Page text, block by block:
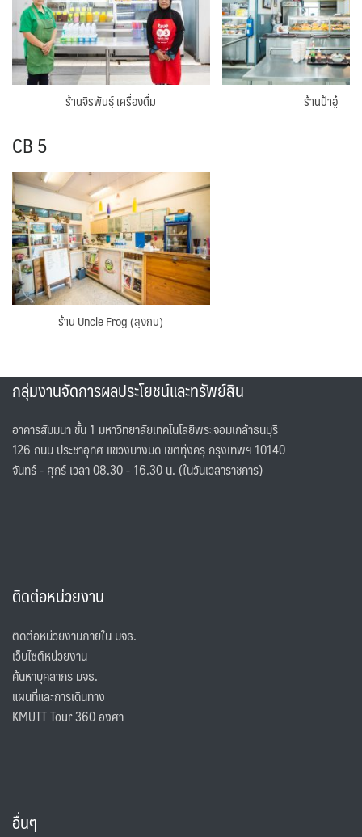
ร้านจิรพันธุ์ เครื่องดื่ม ร้านป้าอู๋
CB 5
ร้าน Uncle Frog (ลุงกบ)
กลุ่มงานจัดการผลประโยชน์และทรัพย์สิน
อาคารสัมมนา ชั้น 1 มหาวิทยาลัยเทคโนโลยีพระจอมเกล้าธนบุรี
126 ถนน ประชาอุทิศ แขวงบางมด เขตทุ่งครุ กรุงเทพฯ 10140
จันทร์ - ศุกร์ เวลา 08.30 - 16.30 น. (ในวันเวลาราชการ)
ติดต่อหน่วยงาน
ติดต่อหน่วยงานภายใน มจธ.
เว็บไซต์หน่วยงาน
ค้นหาบุคลากร มจธ.
แผนที่และการเดินทาง
KMUTT Tour 360 องศา
อื่นๆ